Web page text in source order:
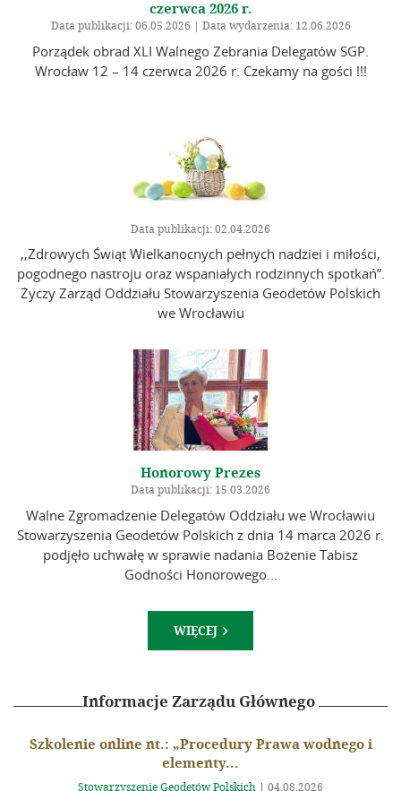
czerwca 2026 r.
Data publikacji: 06.05.2026 | Data wydarzenia: 12.06.2026
Porządek obrad XLI Walnego Zebrania Delegatów SGP.
Wrocław 12 – 14 czerwca 2026 r. Czekamy na gości !!!
Data publikacji: 02.04.2026
,,Zdrowych Świąt Wielkanocnych pełnych nadziei i miłości,
pogodnego nastroju oraz wspaniałych rodzinnych spotkań”.
Życzy Zarząd Oddziału Stowarzyszenia Geodetów Polskich
we Wrocławiu
Honorowy Prezes
Data publikacji: 15.03.2026
Walne Zgromadzenie Delegatów Oddziału we Wrocławiu
Stowarzyszenia Geodetów Polskich z dnia 14 marca 2026 r.
podjęło uchwałę w sprawie nadania Bożenie Tabisz
Godności Honorowego...
WIĘCEJ 
Informacje Zarządu Głównego
Szkolenie online nt.: „Procedury Prawa wodnego i
elementy...
Stowarzyszenie Geodetów Polskich | 04.08.2026